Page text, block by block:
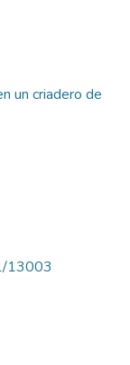
un criadero de
13003